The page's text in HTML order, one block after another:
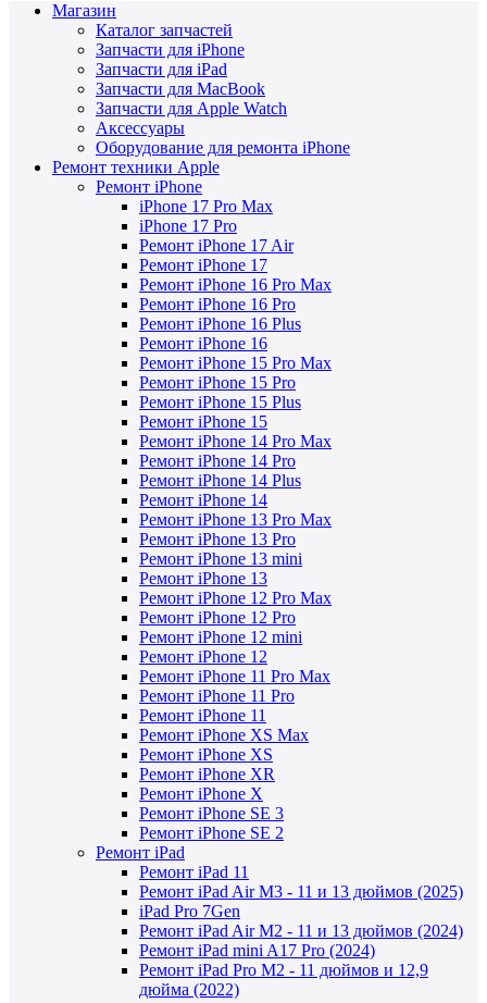
Магазин
Каталог запчастей
Запчасти для iPhone
Запчасти для iPad
Запчасти для MacBook
Запчасти для Apple Watch
Аксессуары
Оборудование для ремонта iPhone
Ремонт техники Apple
Ремонт iPhone
iPhone 17 Pro Max
iPhone 17 Pro
Ремонт iPhone 17 Air
Ремонт iPhone 17
Ремонт iPhone 16 Pro Max
Ремонт iPhone 16 Pro
Ремонт iPhone 16 Plus
Ремонт iPhone 16
Ремонт iPhone 15 Pro Max
Ремонт iPhone 15 Pro
Ремонт iPhone 15 Plus
Ремонт iPhone 15
Ремонт iPhone 14 Pro Max
Ремонт iPhone 14 Pro
Ремонт iPhone 14 Plus
Ремонт iPhone 14
Ремонт iPhone 13 Pro Max
Ремонт iPhone 13 Pro
Ремонт iPhone 13 mini
Ремонт iPhone 13
Ремонт iPhone 12 Pro Max
Ремонт iPhone 12 Pro
Ремонт iPhone 12 mini
Ремонт iPhone 12
Ремонт iPhone 11 Pro Max
Ремонт iPhone 11 Pro
Ремонт iPhone 11
Ремонт iPhone XS Max
Ремонт iPhone XS
Ремонт iPhone XR
Ремонт iPhone X
Ремонт iPhone SE 3
Ремонт iPhone SE 2
Ремонт iPad
Ремонт iPad 11
Ремонт iPad Air M3 - 11 и 13 дюймов (2025)
iPad Pro 7Gen
Ремонт iPad Air M2 - 11 и 13 дюймов (2024)
Ремонт iPad mini A17 Pro (2024)
Ремонт iPad Pro M2 - 11 дюймов и 12,9
дюйма (2022)